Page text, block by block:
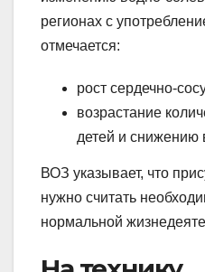
регионах с
отмечается:
рост сердечно-
возрастание
детей и снижению
ВОЗ указывает, что
нужно считать
нормальной